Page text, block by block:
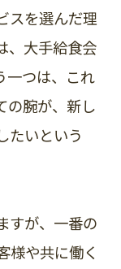
スを選んだ理
、大手給食会
一つは、これ
の腕が、新し
たいという
すが、一番の
様や共に働く